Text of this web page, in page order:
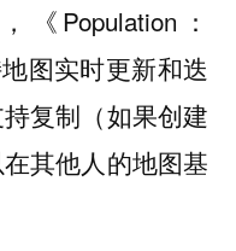
Population：
图实时更新和迭
复制（如果创建
其他人的地图基